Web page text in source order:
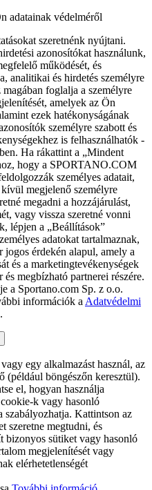
adatainak védelméről
szeretnénk nyújtani.
azonosítókat használunk,
működését, és
analitikai és hirdetés személyre
foglalja a személyre
amelyek az Ön
ezek hatékonyságának
személyre szabott és
is felhasználhatók -
Ha rákattint a „Mindent
hogy a SPORTANO.COM
személyes adatait,
megjelenő személyre
megadni a hozzájárulást,
vagy vissza szeretné vonni
lépjen a „Beállítások”
adatokat tartalmaznak,
jogos érdekén alapul, amely a
és a marketingtevékenységek
megbízható partnerei részére.
a Sportano.com Sp. z o.o.
információk a Adatvédelmi
egy alkalmazást használ, az
(például böngészőn keresztül).
el, hogyan használja
k vagy hasonló
szabályozhatja. Kattintson az
szeretne megtudni, és
bizonyos sütiket vagy hasonló
megjelenítését vagy
elérhetetlenségét